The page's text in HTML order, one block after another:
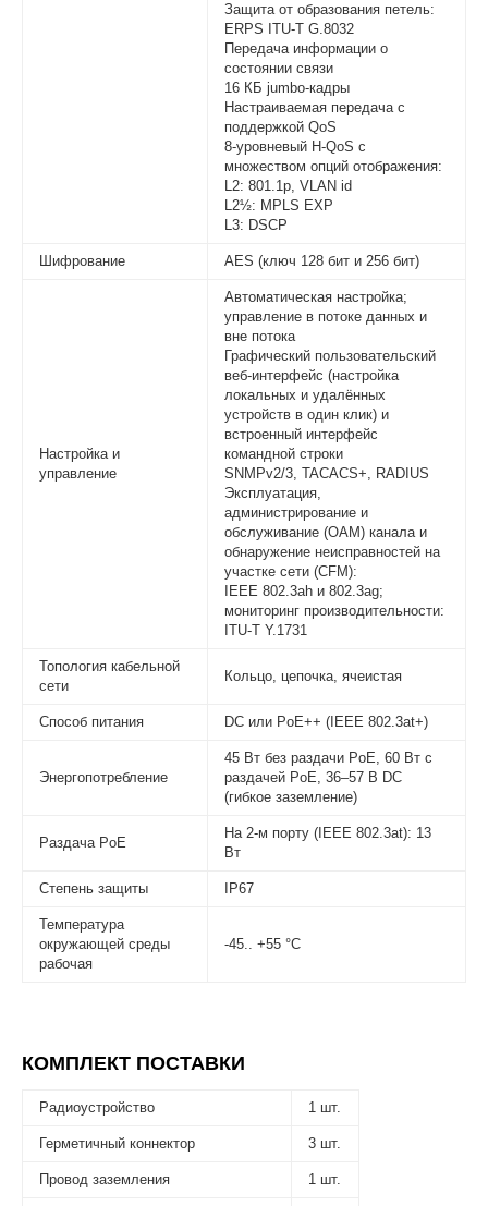
Защита от образования петель:
ERPS ITU-T G.8032
Передача информации о
состоянии связи
16 КБ jumbo-кадры
Настраиваемая передача с
поддержкой QoS
8-уровневый H-QoS с
множеством опций отображения:
L2: 801.1p, VLAN id
L2½: MPLS EXP
L3: DSCP
Шифрование AES (ключ 128 бит и 256 бит)
Настройка и
управление
Автоматическая настройка;
управление в потоке данных и
вне потока
Графический пользовательский
веб-интерфейс (настройка
локальных и удалённых
устройств в один клик) и
встроенный интерфейс
командной строки
SNMPv2/3, TACACS+, RADIUS
Эксплуатация,
администрирование и
обслуживание (OAM) канала и
обнаружение неисправностей на
участке сети (CFM):
IEEE 802.3ah и 802.3ag;
мониторинг производительности:
ITU-T Y.1731
Топология кабельной
сети
Кольцо, цепочка, ячеистая
Способ питания DC или PoE++ (IEEE 802.3at+)
Энергопотребление
45 Вт без раздачи PoE, 60 Вт с
раздачей PoE, 36–57 В DC
(гибкое заземление)
Раздача PoE
На 2-м порту (IEEE 802.3at): 13
Вт
Степень защиты IP67
Температура
окружающей среды
рабочая
-45.. +55 °С
КОМПЛЕКТ ПОСТАВКИ
Радиоустройство 1 шт.
Герметичный коннектор 3 шт.
Провод заземления 1 шт.